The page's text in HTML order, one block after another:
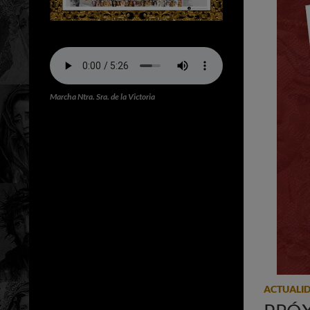
Marcha Ntra. Sra. de la Victoria